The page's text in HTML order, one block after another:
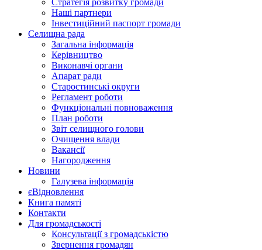
Наші партнери
Інвестиційний паспорт громади
Селищна рада
Загальна інформація
Керівництво
Виконавчі органи
Апарат ради
Старостинські округи
Регламент роботи
Функціональні повноваження
План роботи
Звіт селищного голови
Очищення влади
Вакансії
Нагородження
Новини
Галузева інформація
єВідновлення
Книга памяті
Контакти
Для громадськості
Консультації з громадськістю
Звернення громадян